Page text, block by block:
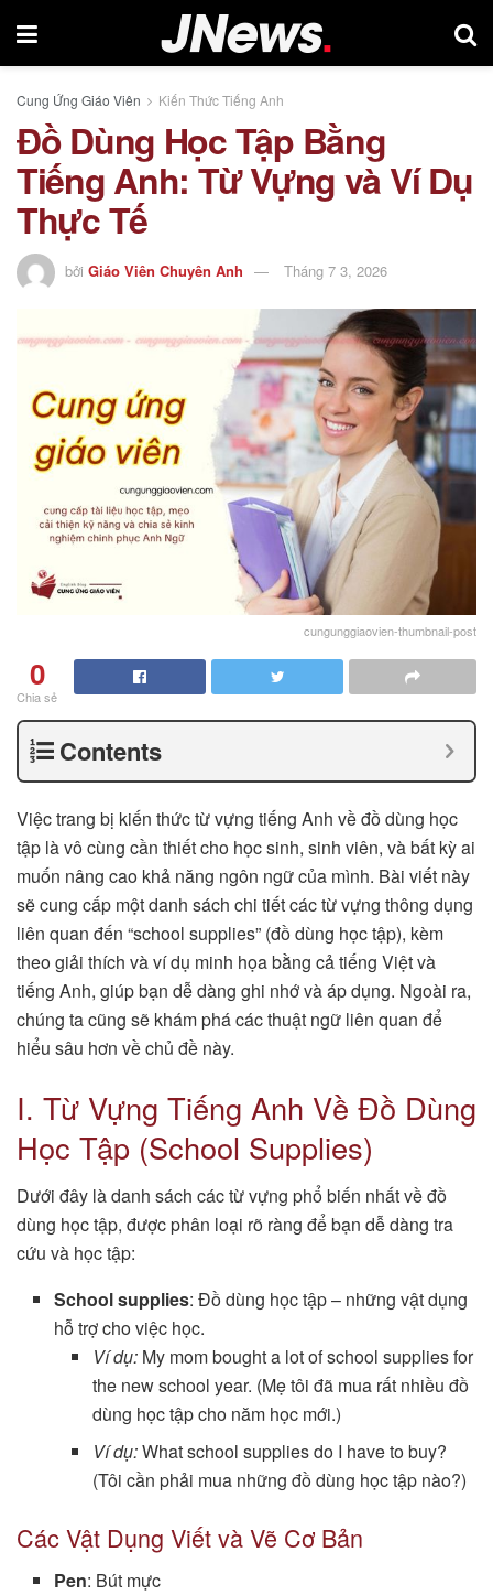
Cung Ứng Giáo Viên Kiến Thức Tiếng Anh
Đồ Dùng Học Tập Bằng
Tiếng Anh: Từ Vựng và Ví Dụ
Thực Tế
bởi Giáo Viên Chuyên Anh Tháng 7 3, 2026
cungunggiaovien-thumbnail-post
0
Chia sẻ
Contents
Việc trang bị kiến thức từ vựng tiếng Anh về đồ dùng học
tập là vô cùng cần thiết cho học sinh, sinh viên, và bất kỳ ai
muốn nâng cao khả năng ngôn ngữ của mình. Bài viết này
sẽ cung cấp một danh sách chi tiết các từ vựng thông dụng
liên quan đến “school supplies” (đồ dùng học tập), kèm
theo giải thích và ví dụ minh họa bằng cả tiếng Việt và
tiếng Anh, giúp bạn dễ dàng ghi nhớ và áp dụng. Ngoài ra,
chúng ta cũng sẽ khám phá các thuật ngữ liên quan để
hiểu sâu hơn về chủ đề này.
I. Từ Vựng Tiếng Anh Về Đồ Dùng
Học Tập (School Supplies)
Dưới đây là danh sách các từ vựng phổ biến nhất về đồ
dùng học tập, được phân loại rõ ràng để bạn dễ dàng tra
cứu và học tập:
School supplies: Đồ dùng học tập – những vật dụng
hỗ trợ cho việc học.
Ví dụ:My mom bought a lot of school supplies for
the new school year. (Mẹ tôi đã mua rất nhiều đồ
dùng học tập cho năm học mới.)
Ví dụ:What school supplies do I have to buy?
(Tôi cần phải mua những đồ dùng học tập nào?)
Các Vật Dụng Viết và Vẽ Cơ Bản
Pen: Bút mực